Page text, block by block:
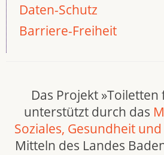
Daten-Schutz
Barriere-Freiheit
Das Projekt »Toiletten
unterstützt durch das
Soziales, Gesundheit
Mitteln des Landes